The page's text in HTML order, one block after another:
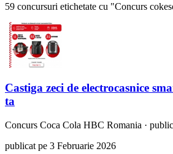
59 concursuri etichetate cu "Concurs
Castiga zeci de electrocasnice
ta
Concurs Coca Cola HBC Romania ·
publicat pe 3 Februarie 2026